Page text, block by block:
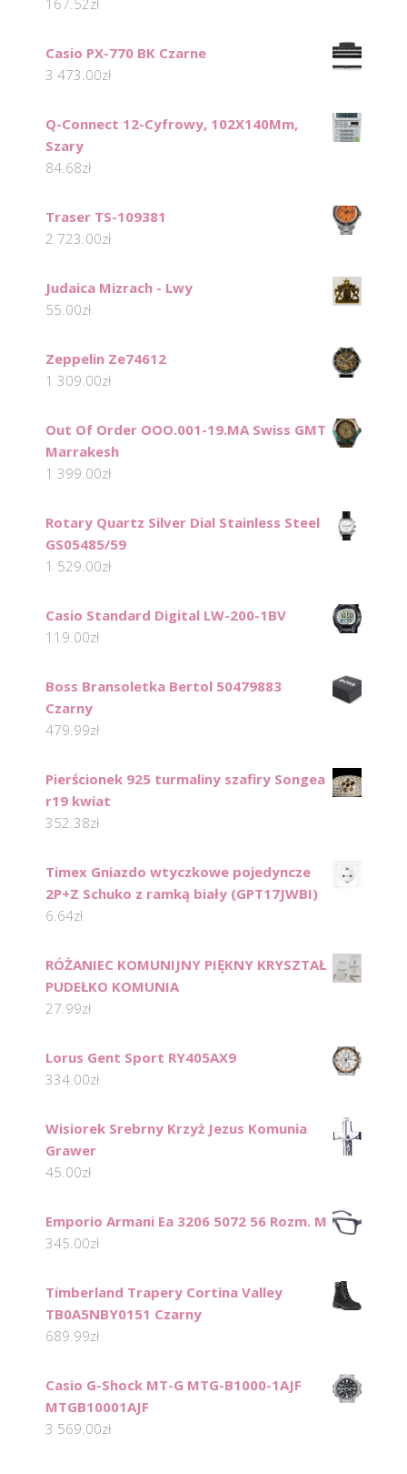
167.52zł
Casio PX-770 BK Czarne
3 473.00zł
Q-Connect 12-Cyfrowy, 102X140Mm,
Szary
84.68zł
Traser TS-109381
2 723.00zł
Judaica Mizrach - Lwy
55.00zł
Zeppelin Ze74612
1 309.00zł
Out Of Order OOO.001-19.MA Swiss GMT
Marrakesh
1 399.00zł
Rotary Quartz Silver Dial Stainless Steel
GS05485/59
1 529.00zł
Casio Standard Digital LW-200-1BV
119.00zł
Boss Bransoletka Bertol 50479883
Czarny
479.99zł
Pierścionek 925 turmaliny szafiry Songea
r19 kwiat
352.38zł
Timex Gniazdo wtyczkowe pojedyncze
2P+Z Schuko z ramką biały (GPT17JWBI)
6.64zł
RÓŻANIEC KOMUNIJNY PIĘKNY KRYSZTAŁ
PUDEŁKO KOMUNIA
27.99zł
Lorus Gent Sport RY405AX9
334.00zł
Wisiorek Srebrny Krzyż Jezus Komunia
Grawer
45.00zł
Emporio Armani Ea 3206 5072 56 Rozm. M
345.00zł
Timberland Trapery Cortina Valley
TB0A5NBY0151 Czarny
689.99zł
Casio G-Shock MT-G MTG-B1000-1AJF
MTGB10001AJF
3 569.00zł